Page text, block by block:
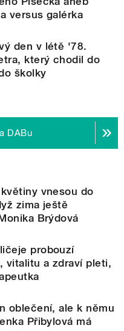
versus galérka
den v létě '78.
který chodil do
školky
DABu
vnesou do
zima ještě
Brýdová
probouzí
vitalitu a zdraví pleti,
oblečení, ale k němu
Přibylová má